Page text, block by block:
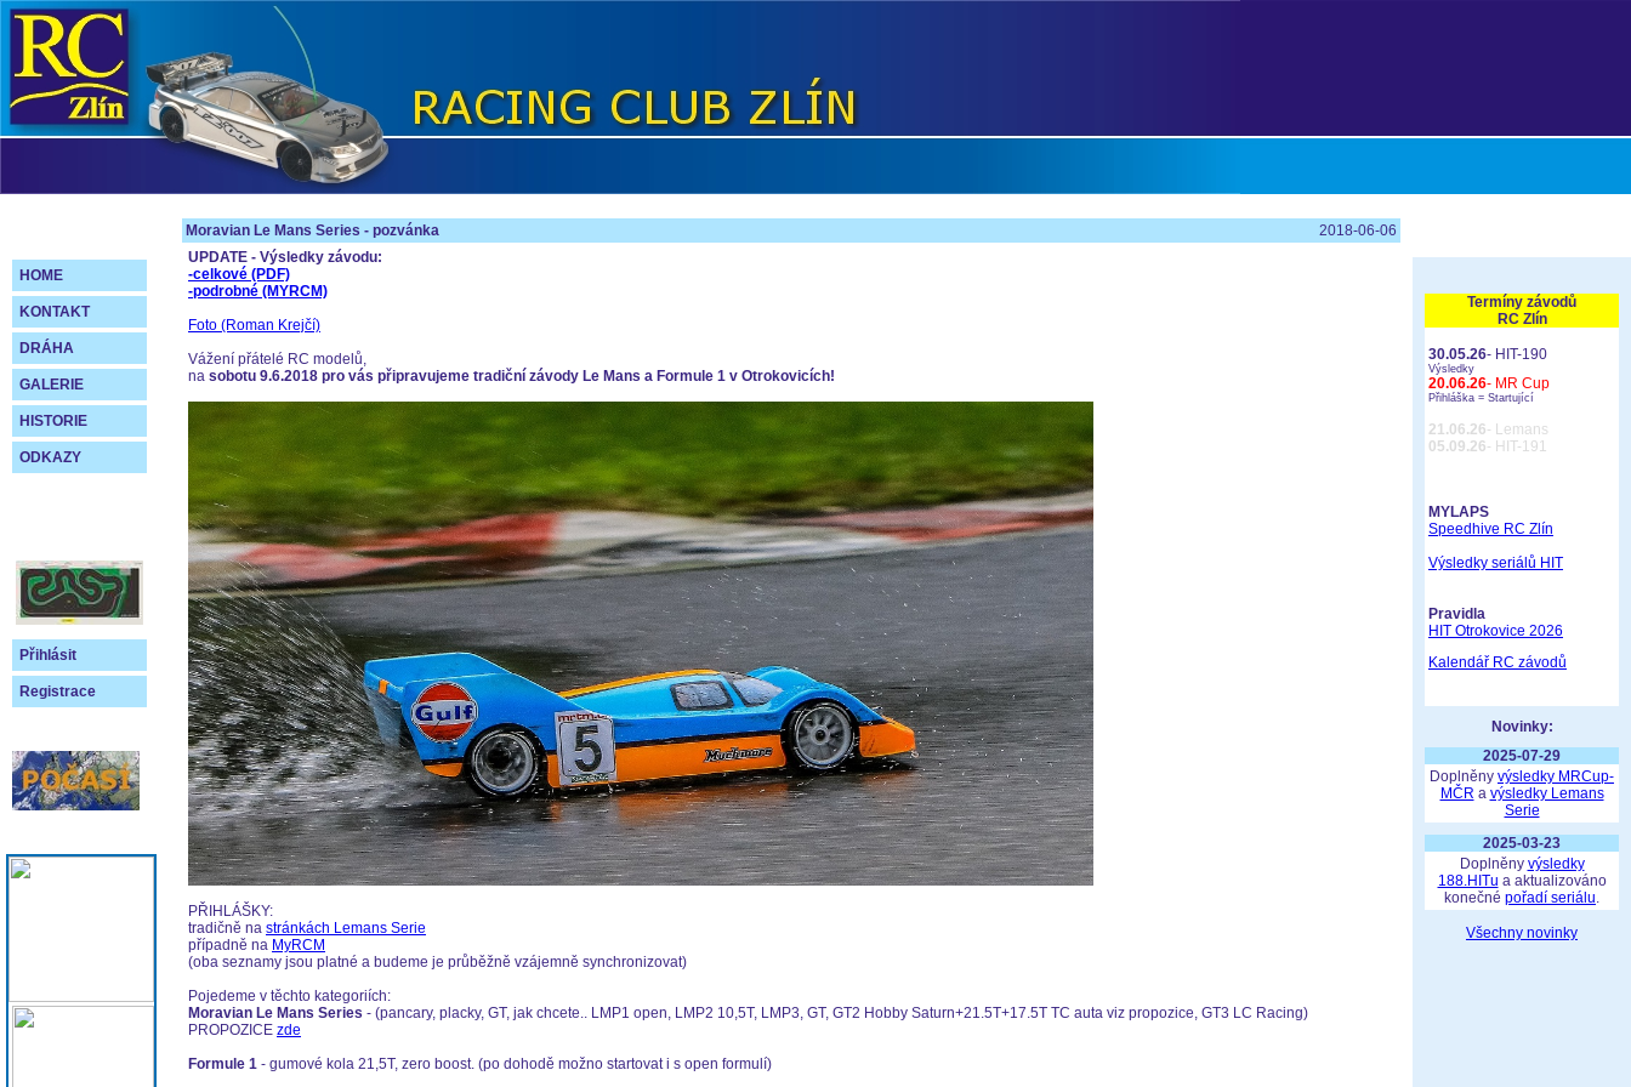
HOME
KONTAKT
DRÁHA
GALERIE
HISTORIE
ODKAZY
Přihlásit
Registrace
Moravian Le Mans Series - pozvánka
2018-06-06
UPDATE - Výsledky závodu:
-celkové (PDF)
-podrobné (MYRCM)
Foto (Roman Krejčí)
Vážení přátelé RC modelů,
na sobotu 9.6.2018 pro vás připravujeme tradiční závody Le Mans a Formule 1 v Otrokovicích!
PŘIHLÁŠKY:
tradičně na stránkách Lemans Serie
případně na MyRCM
(oba seznamy jsou platné a budeme je průběžně vzájemně synchronizovat)
Pojedeme v těchto kategoriích:
Moravian Le Mans Series - (pancary, placky, GT, jak chcete.. LMP1 open, LMP2 10,5T, LMP3, GT, GT2 Hobby Saturn+21.5T+17.5T TC auta viz propozice, GT3 LC Racing)
PROPOZICE zde
Formule 1 - gumové kola 21,5T, zero boost. (po dohodě možno startovat i s open formulí)
Termíny závodů
RC Zlín
30.05.26- HIT-190
Výsledky
20.06.26- MR Cup
Přihláška = Startující
21.06.26- Lemans
05.09.26- HIT-191
MYLAPS
Speedhive RC Zlín
Výsledky seriálů HIT
Pravidla
HIT Otrokovice 2026
Kalendář RC závodů
Novinky:
2025-07-29
Doplněny výsledky MRCup-
MČR a výsledky Lemans
Serie
2025-03-23
Doplněny výsledky
188.HITu a aktualizováno
konečné pořadí seriálu.
Všechny novinky